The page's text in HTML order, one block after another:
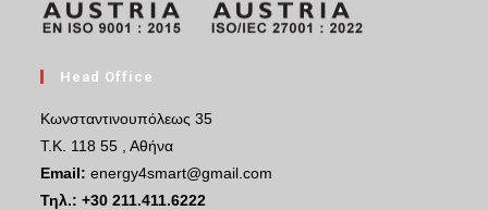
Head Office
Κωνσταντινουπόλεως 35
Τ.Κ. 118 55 , Αθήνα
Email: energy4smart@gmail.com
Τηλ.: +30 211.411.6222